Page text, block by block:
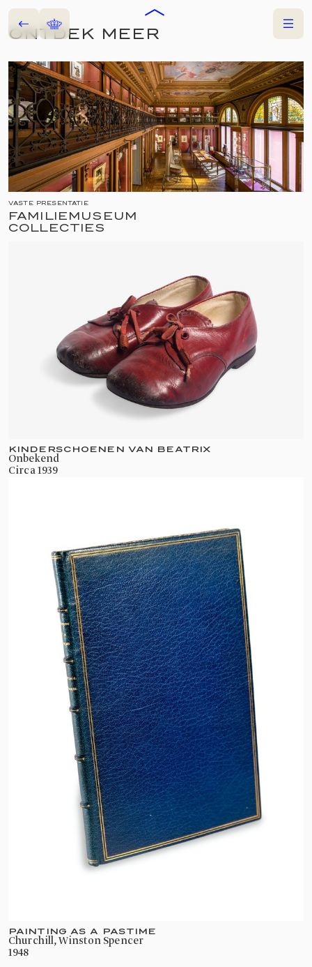
Terug Home Menu
ONTDEK MEER
VASTE PRESENTATIE
FAMILIEMUSEUM
COLLECTIES
KINDERSCHOENEN VAN BEATRIX
onbekend
circa 1939
PAINTING AS A PASTIME
Churchill, Winston Spencer
1948